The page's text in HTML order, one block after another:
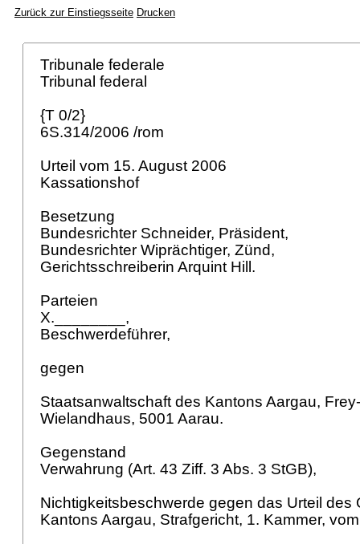
Zurück zur Einstiegsseite Drucken
Tribunale federale
Tribunal federal
{T 0/2}
6S.314/2006 /rom
Urteil vom 15. August 2006
Kassationshof
Besetzung
Bundesrichter Schneider, Präsident,
Bundesrichter Wiprächtiger, Zünd,
Gerichtsschreiberin Arquint Hill.
Parteien
X.________,
Beschwerdeführer,
gegen
Staatsanwaltschaft des Kantons Aargau,
Wielandhaus, 5001 Aarau.
Gegenstand
Verwahrung (Art. 43 Ziff. 3 Abs. 3 StGB),
Nichtigkeitsbeschwerde gegen das Urteil des
Kantons Aargau, Strafgericht, 1. Kammer,